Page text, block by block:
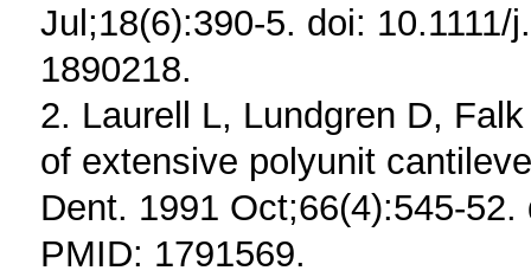
Jul;18(6):390-5. doi:
1890218.
2. Laurell L, Lundgren D,
of extensive polyunit
Dent. 1991 Oct;66(4):545-
PMID: 1791569.